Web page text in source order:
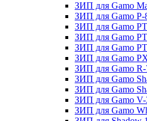
ЗИП для Gamo
ЗИП для Gamo P-
ЗИП для Gamo
ЗИП для Gamo
ЗИП для Gamo
ЗИП для Gamo
ЗИП для Gamo R-
ЗИП для Gamo
ЗИП для Gamo
ЗИП для Gamo
ЗИП для Gamo